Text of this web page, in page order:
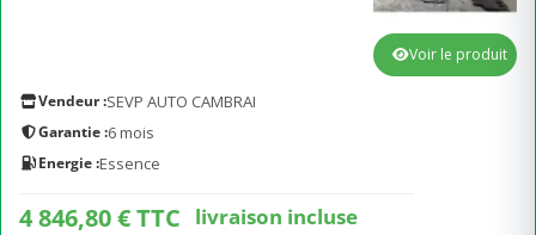
Vendeur :SEVP AUTO CAMBRAI
Garantie :6 mois
Energie :Essence
4 846,80 € TTC livraison incluse
Voir le produit